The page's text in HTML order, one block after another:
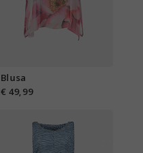
Blusa
€ 49,99